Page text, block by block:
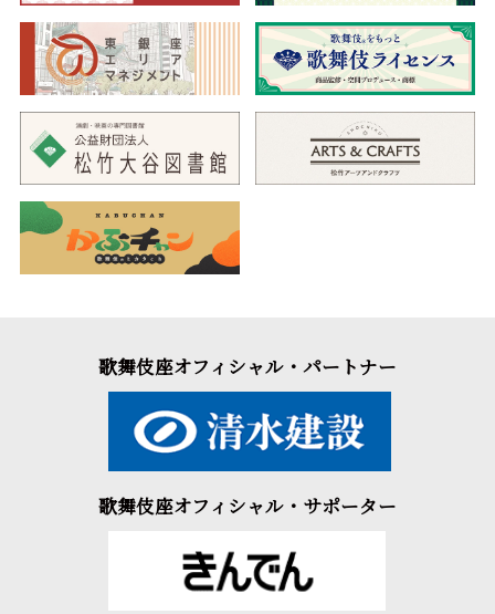
歌舞伎座オフィシャル・パートナー
歌舞伎座オフィシャル・サポーター